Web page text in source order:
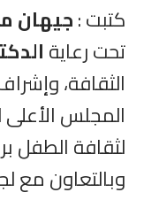
كتبت :جيهان
تحت رعاية
الثقافة،
المجلس الأعلى
لثقافة الطفل
وبالتعاون مع